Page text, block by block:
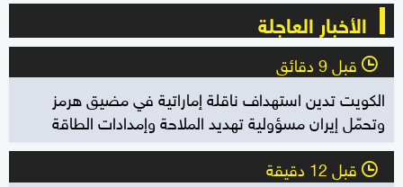
الأخبار العاجلة
l قبل 9 دقائق
الكويت تدين استهداف ناقلة إماراتية في مضيق هرمز
وتحمّل إيران مسؤولية تهديد الملاحة وإمدادات الطاقة
l قبل 12 دقيقة